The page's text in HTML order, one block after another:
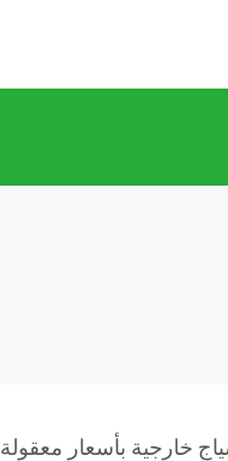
خارجية بأسعار معقولة